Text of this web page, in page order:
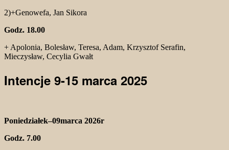
2)+Genowefa, Jan Sikora
Godz. 18.00
+ Apolonia, Bolesław, Teresa, Adam, Krzysztof Serafin,
Mieczysław, Cecylia Gwałt
Intencje 9-15 marca 2025
Poniedziałek–09marca 2026r
Godz. 7.00